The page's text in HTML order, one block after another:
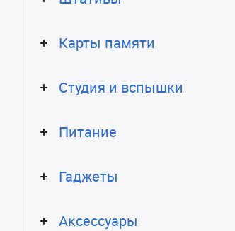
Карты памяти
Студия и вспышки
Питание
Гаджеты
Аксессуары